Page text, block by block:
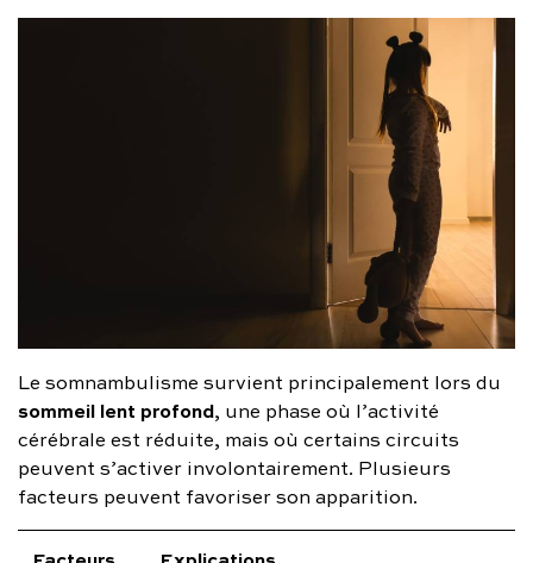
Le somnambulisme survient principalement lors du
sommeil lent profond, une phase où l’activité
cérébrale est réduite, mais où certains circuits
peuvent s’activer involontairement. Plusieurs
facteurs peuvent favoriser son apparition.